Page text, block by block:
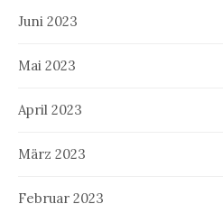
Juni 2023
Mai 2023
April 2023
März 2023
Februar 2023